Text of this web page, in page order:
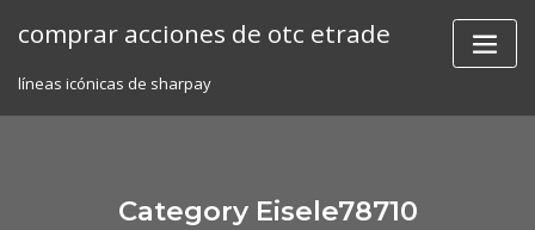
comprar acciones de otc etrade
líneas icónicas de sharpay
Category Eisele78710